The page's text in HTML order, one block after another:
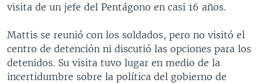
FORO [RADIO]
DEPORTIVO INTERNACIONAL
NOTA ECONÓMICA
ENTRETENIMIENTO
Idiomas
visita de un jefe del Pentágono en casi 16 años.
Mattis se reunió con los soldados, pero no visitó el
centro de detención ni discutió las opciones para los
detenidos. Su visita tuvo lugar en medio de la
incertidumbre sobre la política del gobierno de